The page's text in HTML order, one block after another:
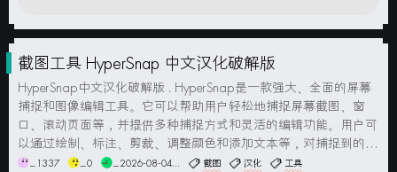
截图工具 HyperSnap 中文汉化破解版
HyperSnap中文汉化破解版 . HyperSnap是一款强大、全面的屏幕
捕捉和图像编辑工具。它可以帮助用户轻松地捕捉屏幕截图、窗
口、滚动页面等，并提供多种捕捉方式和灵活的编辑功能。用户可
以通过绘制、标注、剪裁、调整颜色和添加文本等，对捕捉到的图
像进行编辑和增强。HyperSnap支持多种文件格式，如JPEG、PN
_1337 _0 _2026-08-04... 截图 汉化 工具